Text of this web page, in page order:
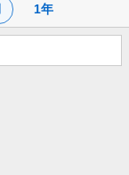
1年